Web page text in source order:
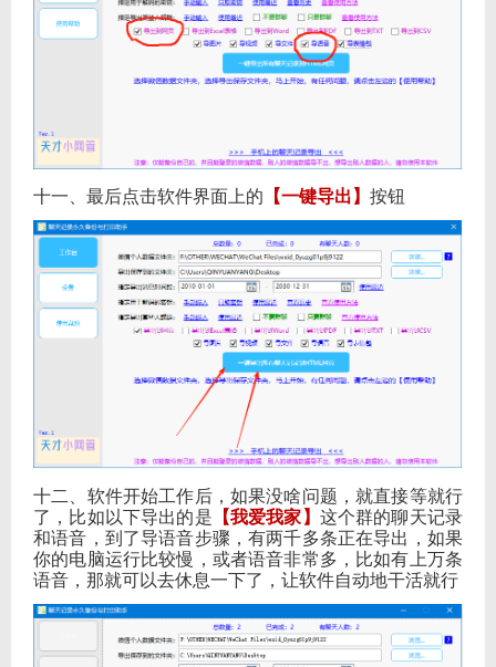
十一、最后点击软件界面上的 【一键导出】 按钮
十二、软件开始工作后，如果没啥问题，就直接等就行
了，比如以下导出的是 【我爱我家】 这个群的聊天记录
和语音，到了导语音步骤，有两千多条正在导出，如果
你的电脑运行比较慢，或者语音非常多，比如有上万条
语音，那就可以去休息一下了，让软件自动地干活就行